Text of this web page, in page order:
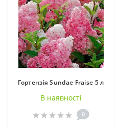
Гортензія Sundae Fraise 5 л
В наявностi
0